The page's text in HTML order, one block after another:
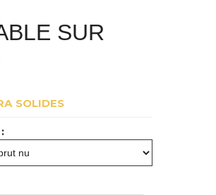
SUR
SOLIDES